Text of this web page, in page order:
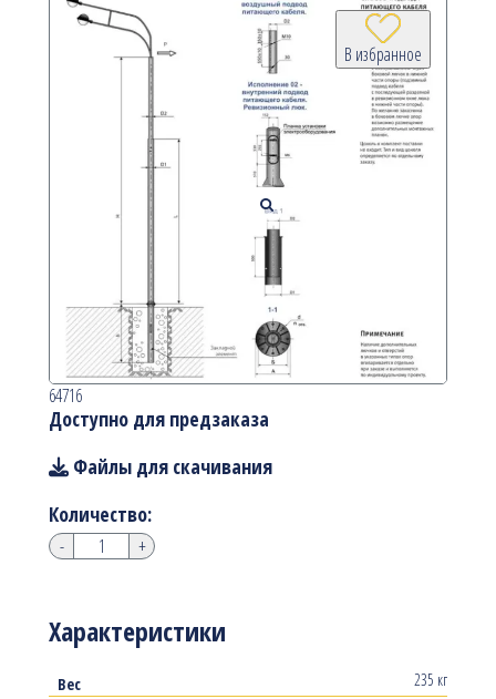
В избранное
Характеристики
Вес
235 кг
64716
Доступно для предзаказа
Файлы для скачивания
Количество:
- +